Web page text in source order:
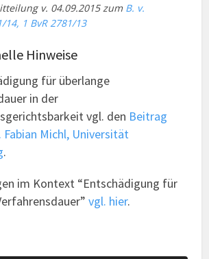
v. 04.09.2015 zum B. v.
14, 1 BvR 2781/13
Hinweise
für überlange
in der
vgl. den Beitrag
Fabian Michl, Universität
.
im Kontext “Entschädigung für
vgl. hier.